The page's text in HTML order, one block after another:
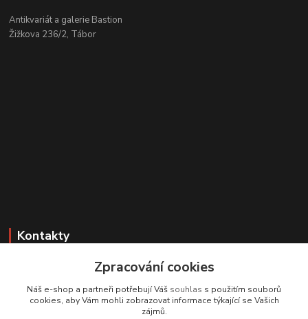
Antikvariát a galerie Bastion
Žižkova 236/2, Tábor
Kontakty
Zákaznická podpora
+420 608 331 344
(Po-Pá, 11-17 hod.; So, 9-12 hod.)
Zpracování cookies
Náš e-shop a partneři potřebují Váš souhlas s použitím souborů
cookies, aby Vám mohli zobrazovat informace týkající se Vašich
zájmů.